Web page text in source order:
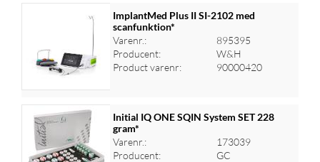
Log ind for at se priser
ImplantMed Plus II SI-2102 med
scanfunktion*
Varenr.:
895395
Producent:
W&H
Product varenr:
90000420
Log ind for at se priser
Initial IQ ONE SQIN System SET 228
gram*
Varenr.:
173039
Producent:
GC